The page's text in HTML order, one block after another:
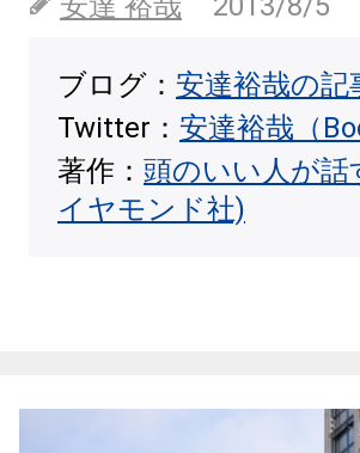
ブログ： 安達裕哉の記
Twitter： 安達裕哉（
著作： 頭のいい人が
イヤモンド社)